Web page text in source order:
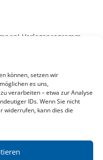
können, setzen wir
es uns,
verarbeiten – etwa zur Analyse
IDs. Wenn Sie nicht
widerrufen, kann dies die
Verlagsprogramm.
– einfach direkt online
im zu Klampen!